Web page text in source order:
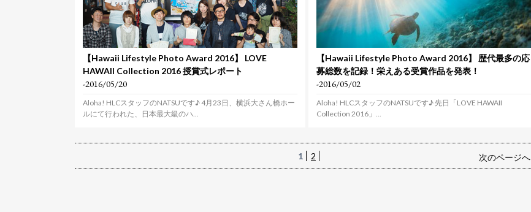
【Hawaii Lifestyle Photo Award 2016】 LOVE
HAWAII Collection 2016 授賞式レポート
-2016/05/20
Aloha! HLCスタッフのNATSUです♪ 4月23日、横浜大さん橋ホー
ルにて行われた、日本最大級のハ...
【Hawaii Lifestyle Photo Award 2016】 歴代最多の応
募総数を記録！栄えある受賞作品を発表！
-2016/05/02
Aloha! HLCスタッフのNATSUです♪ 先日「LOVE HAWAII
Collection 2016」...
1 2 次のページへ